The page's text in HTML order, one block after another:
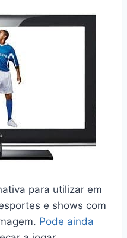
para utilizar em
e shows com
Pode ainda